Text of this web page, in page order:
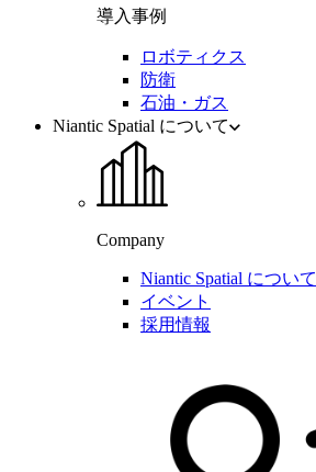
導入事例
ロボティクス
防衛
石油・ガス
Niantic Spatial について
Company
Niantic Spatial について
イベント
採用情報